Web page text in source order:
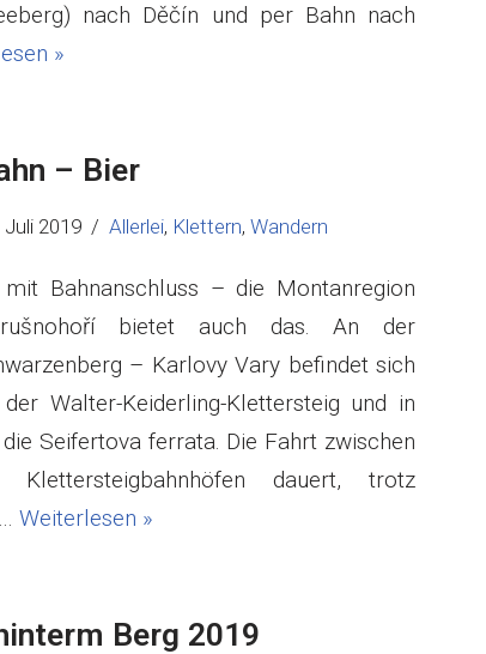
nach Děčín und per Bahn nach
»
– Bier
Juli 2019 Allerlei, Klettern, Wandern
mit Bahnanschluss – die Montanregion
bietet auch das. An der
– Karlovy Vary befindet sich
Walter-Keiderling-Klettersteig und in
Seifertova ferrata. Die Fahrt zwischen
Klettersteigbahnhöfen dauert, trotz
Weiterlesen »
Berg 2019